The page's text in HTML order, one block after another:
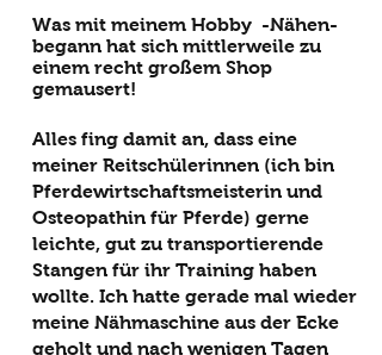
Was mit meinem Hobby -Nähen-
begann hat sich mittlerweile zu
einem recht großem Shop
gemausert!
Alles fing damit an, dass eine
meiner Reitschülerinnen (ich bin
Pferdewirtschaftsmeisterin und
Osteopathin für Pferde) gerne
leichte, gut zu transportierende
Stangen für ihr Training haben
wollte. Ich hatte gerade mal wieder
meine Nähmaschine aus der Ecke
geholt und nach wenigen Tagen